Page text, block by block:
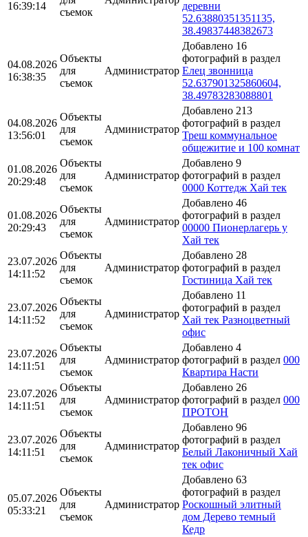
16:39:14
съемок
деревни
52.63880351351135,
38.49837448382673
04.08.2026
16:38:35
Объекты
для
съемок
Администратор
Добавлено 16
фотографий в раздел
Елец звонница
52.637901325860604,
38.49783283088801
04.08.2026
13:56:01
Объекты
для
съемок
Администратор
Добавлено 213
фотографий в раздел
Треш коммунальное
общежитие и 100 комнат
01.08.2026
20:29:48
Объекты
для
съемок
Администратор
Добавлено 9
фотографий в раздел
0000 Коттедж Хай тек
01.08.2026
20:29:43
Объекты
для
съемок
Администратор
Добавлено 46
фотографий в раздел
00000 Пионерлагерь у
Хай тек
23.07.2026
14:11:52
Объекты
для
съемок
Администратор
Добавлено 28
фотографий в раздел
Гостиница Хай тек
23.07.2026
14:11:52
Объекты
для
съемок
Администратор
Добавлено 11
фотографий в раздел
Хай тек Разноцветный
офис
23.07.2026
14:11:51
Объекты
для
съемок
Администратор
Добавлено 4
фотографий в раздел 000
Квартира Насти
23.07.2026
14:11:51
Объекты
для
съемок
Администратор
Добавлено 26
фотографий в раздел 000
ПРОТОН
23.07.2026
14:11:51
Объекты
для
съемок
Администратор
Добавлено 96
фотографий в раздел
Белый Лаконичный Хай
тек офис
05.07.2026
05:33:21
Объекты
для
съемок
Администратор
Добавлено 63
фотографий в раздел
Роскошный элитный
дом Дерево темный
Кедр